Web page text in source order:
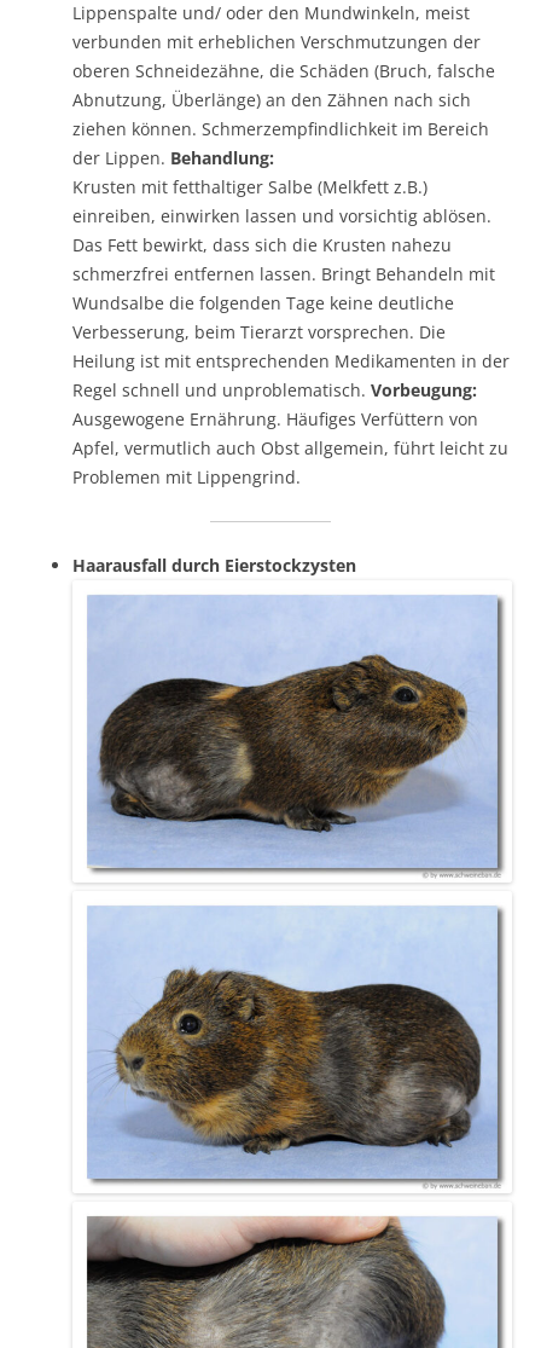
Lippenspalte und/ oder den Mundwinkeln, meist
verbunden mit erheblichen Verschmutzungen der
oberen Schneidezähne, die Schäden (Bruch, falsche
Abnutzung, Überlänge) an den Zähnen nach sich
ziehen können. Schmerzempfindlichkeit im Bereich
der Lippen. Behandlung:
Krusten mit fetthaltiger Salbe (Melkfett z.B.)
einreiben, einwirken lassen und vorsichtig ablösen.
Das Fett bewirkt, dass sich die Krusten nahezu
schmerzfrei entfernen lassen. Bringt Behandeln mit
Wundsalbe die folgenden Tage keine deutliche
Verbesserung, beim Tierarzt vorsprechen. Die
Heilung ist mit entsprechenden Medikamenten in der
Regel schnell und unproblematisch. Vorbeugung:
Ausgewogene Ernährung. Häufiges Verfüttern von
Apfel, vermutlich auch Obst allgemein, führt leicht zu
Problemen mit Lippengrind.
Haarausfall durch Eierstockzysten